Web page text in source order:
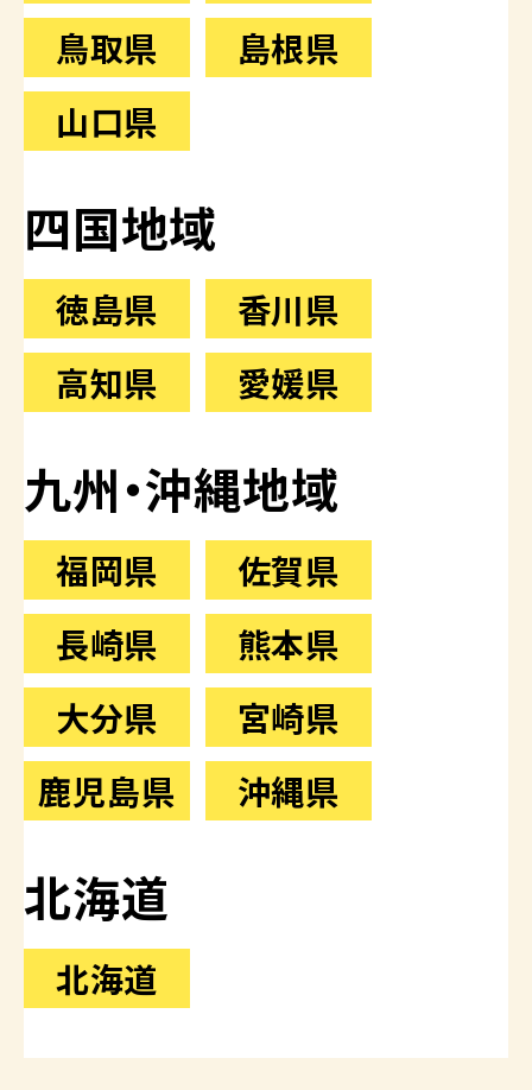
鳥取県
島根県
山口県
四国地域
徳島県
香川県
高知県
愛媛県
九州・沖縄地域
福岡県
佐賀県
長崎県
熊本県
大分県
宮崎県
鹿児島県
沖縄県
北海道
北海道